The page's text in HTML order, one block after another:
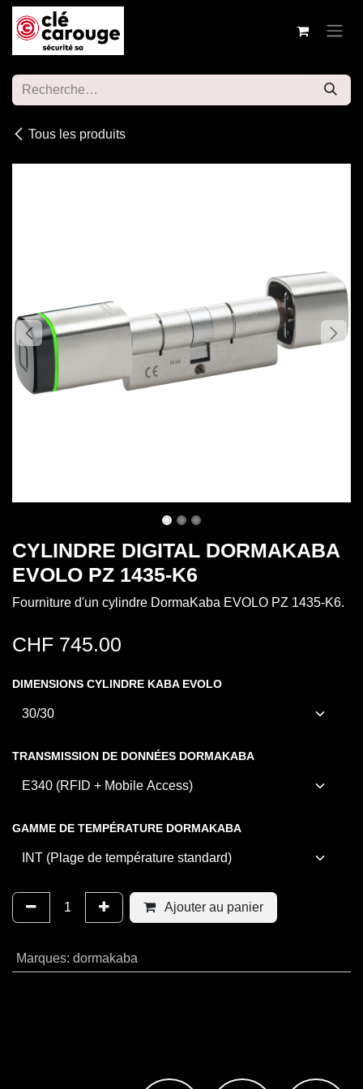
Se rendre au contenu
Tous les produits
CYLINDRE DIGITAL DORMAKABA
EVOLO PZ 1435-K6
Fourniture d'un cylindre DormaKaba EVOLO PZ 1435-K6.
CHF 745.00
DIMENSIONS CYLINDRE KABA EVOLO
TRANSMISSION DE DONNÉES DORMAKABA
GAMME DE TEMPÉRATURE DORMAKABA
Ajouter au panier
Marques: dormakaba